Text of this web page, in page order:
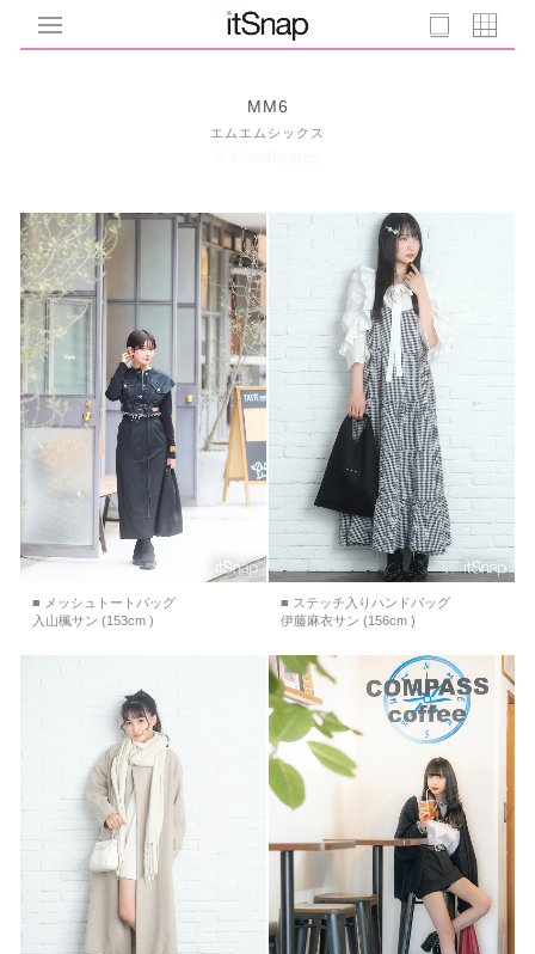
MM6
エムエムシックス
5 Coodinates
■ メッシュトートバッグ
入山楓サン (153cm )
■ ステッチ入りハンドバッグ
伊藤麻衣サン (156cm )